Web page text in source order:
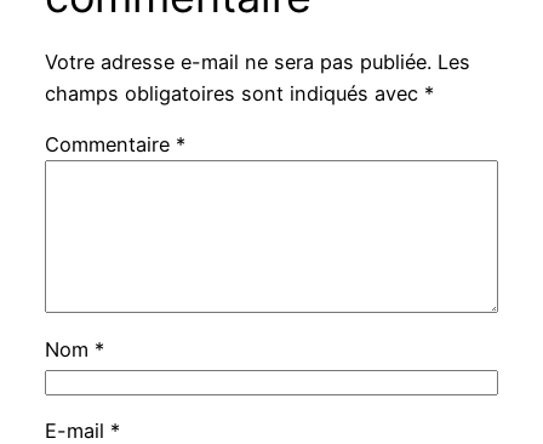
Votre adresse e-mail ne sera pas publiée. Les
champs obligatoires sont indiqués avec *
Commentaire *
Nom *
E-mail *